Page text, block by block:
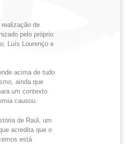
de
pelo próprio
Luís Lourenço e
acima de tudo
ainda que
um contexto
causou.
de Raúl, um
acredita que o
está